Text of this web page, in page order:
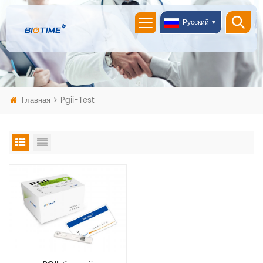
Русский
Главная Pgii-Test